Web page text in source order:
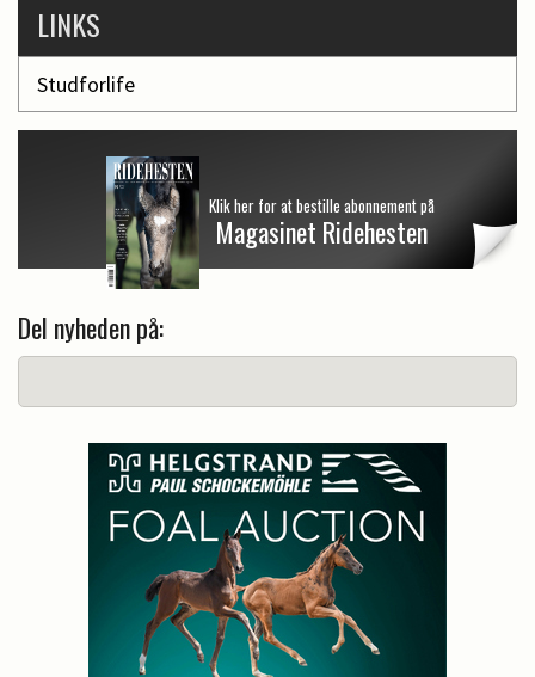
LINKS
Studforlife
Klik her for at bestille abonnement på
Magasinet Ridehesten
Del nyheden på: